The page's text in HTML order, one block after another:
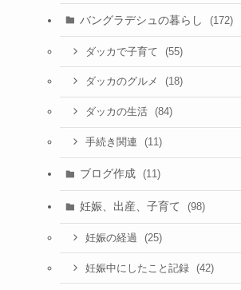
バングラデシュの暮らし (172)
ダッカで子育て (55)
ダッカのグルメ (18)
ダッカの生活 (84)
手続き関連 (11)
ブログ作成 (11)
妊娠、出産、子育て (98)
妊娠の経過 (25)
妊娠中にしたこと記録 (42)